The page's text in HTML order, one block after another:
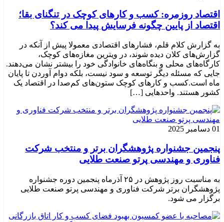
اقتصاد روزمره: کسب‌ و کارهای کوچک در تنگنای بقا؛
اقتصاد از پایین چگونه فرسایش پیدا می کند؟
به گزارش کلام قلم، فشارهای اقتصادی معمولا پیش از آنکه در
گزارش‌های کلان دیده شوند، در ویترین مغازه‌های کوچک،
کارگاه‌های محلی و بنگاه‌های خانوادگی خود را بیشتر نشان می‌دهند.
جایی که مسئله دیگر توسعه و سود نیست، بلکه دوام آوردن تا پایان
ماه است.کسب‌ و کارهای کوچک ستون‌های کم‌صدا در اقتصاد یک
کشور هستند. واحدهایی […]
01 دسامبر 2025
پنجمین جشنواره پژوهشگران برتر و منتخب شرکت
فناوری و مهندسی پرتو صنعت طلایی
به مناسبت روز پژوهش در ۲۵ آذرماه پنجمین دوره جشنواره
پژوهشگران برتر شرکت فناوری و مهندسی پرتو صنعت طلایی
برگزار می شود.